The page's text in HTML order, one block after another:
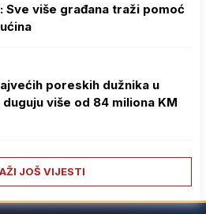
Sve više građana traži pomoć
poreskih dužnika u
više od 84 miliona KM
JOŠ VIJESTI